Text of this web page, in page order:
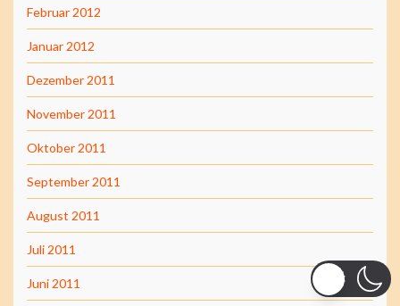
Februar 2012
Januar 2012
Dezember 2011
November 2011
Oktober 2011
September 2011
August 2011
Juli 2011
Juni 2011